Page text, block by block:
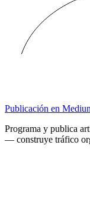
Publicación en
Programa y publica
— construye tráfico